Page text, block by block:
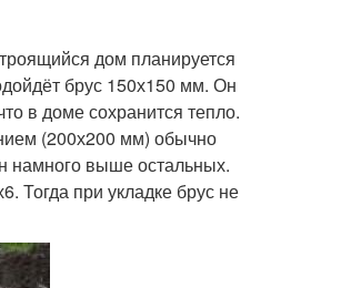
дом планируется
брус 150х150 мм. Он
в доме сохранится тепло.
(200х200 мм) обычно
намного выше остальных.
Тогда при укладке брус не